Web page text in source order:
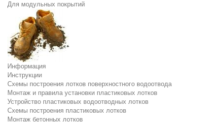
Для модульных покрытий
Информация
Инструкции
Схемы построения лотков поверхностного водоотвода
Монтаж и правила установки пластиковых лотков
Устройство пластиковых водоотводных лотков
Схемы построения пластиковых лотков
Монтаж бетонных лотков